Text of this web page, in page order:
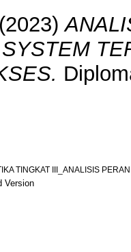
(2023)
TINGKAT III_ANALISIS
Version